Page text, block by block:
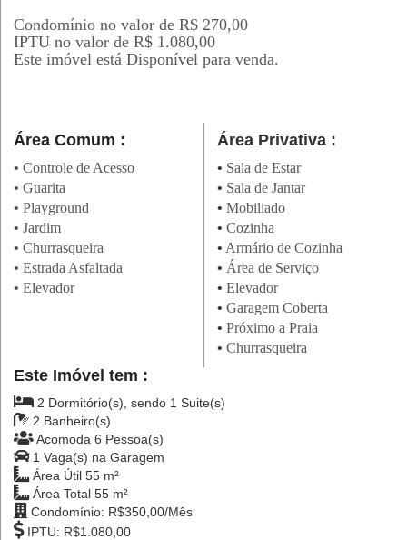
Condomínio no valor de R$ 270,00
IPTU no valor de R$ 1.080,00
Este imóvel está Disponível para venda.
Área Comum :
• Controle de Acesso
• Guarita
• Playground
• Jardim
• Churrasqueira
• Estrada Asfaltada
• Elevador
Área Privativa :
• Sala de Estar
• Sala de Jantar
• Mobiliado
• Cozinha
• Armário de Cozinha
• Área de Serviço
• Elevador
• Garagem Coberta
• Próximo a Praia
• Churrasqueira
Este Imóvel tem :
2 Dormitório(s), sendo 1 Suite(s)
2 Banheiro(s)
Acomoda 6 Pessoa(s)
1 Vaga(s) na Garagem
Área Útil 55 m²
Área Total 55 m²
Condomínio: R$350,00/Mês
IPTU: R$1.080,00